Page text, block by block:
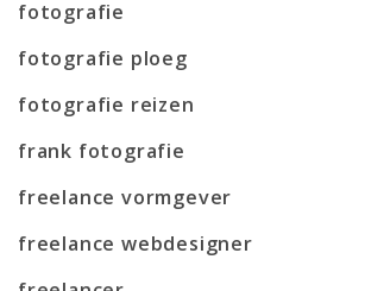
fotografie
fotografie ploeg
fotografie reizen
frank fotografie
freelance vormgever
freelance webdesigner